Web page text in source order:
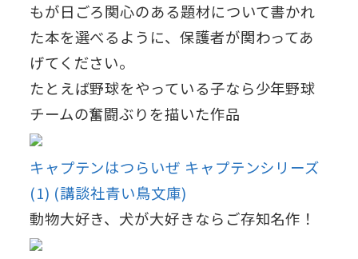
もが日ごろ関心のある題材について書かれ
た本を選べるように、保護者が関わってあ
げてください。
たとえば野球をやっている子なら少年野球
チームの奮闘ぶりを描いた作品
キャプテンはつらいぜ キャプテンシリーズ
(1) (講談社青い鳥文庫)
動物大好き、犬が大好きならご存知名作！